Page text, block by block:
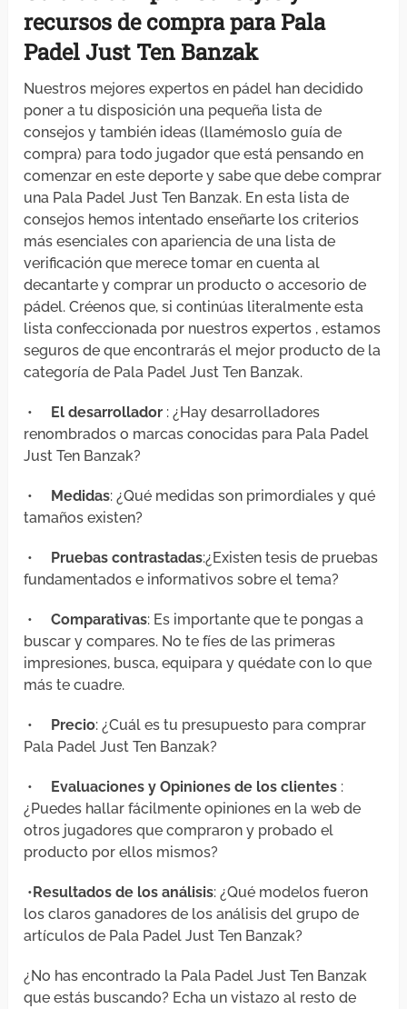
recursos de compra para Pala
Padel Just Ten Banzak
Nuestros mejores expertos en pádel han decidido
poner a tu disposición una pequeña lista de
consejos y también ideas (llamémoslo guía de
compra) para todo jugador que está pensando en
comenzar en este deporte y sabe que debe comprar
una Pala Padel Just Ten Banzak. En esta lista de
consejos hemos intentado enseñarte los criterios
más esenciales con apariencia de una lista de
verificación que merece tomar en cuenta al
decantarte y comprar un producto o accesorio de
pádel. Créenos que, si continúas literalmente esta
lista confeccionada por nuestros expertos , estamos
seguros de que encontrarás el mejor producto de la
categoría de Pala Padel Just Ten Banzak.
• El desarrollador : ¿Hay desarrolladores
renombrados o marcas conocidas para Pala Padel
Just Ten Banzak?
• Medidas: ¿Qué medidas son primordiales y qué
tamaños existen?
• Pruebas contrastadas:¿Existen tesis de pruebas
fundamentados e informativos sobre el tema?
•Comparativas: Es importante que te pongas a
buscar y compares. No te fíes de las primeras
impresiones, busca, equipara y quédate con lo que
más te cuadre.
• Precio: ¿Cuál es tu presupuesto para comprar
Pala Padel Just Ten Banzak?
• Evaluaciones y Opiniones de los clientes :
¿Puedes hallar fácilmente opiniones en la web de
otros jugadores que compraron y probado el
producto por ellos mismos?
• Resultados de los análisis: ¿Qué modelos fueron
los claros ganadores de los análisis del grupo de
artículos de Pala Padel Just Ten Banzak?
¿No has encontrado la Pala Padel Just Ten Banzak
que estás buscando? Echa un vistazo al resto de